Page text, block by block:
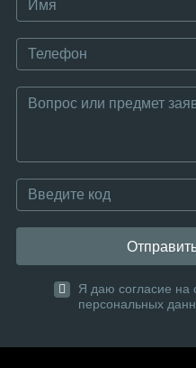
Я даю согласие на
персональных